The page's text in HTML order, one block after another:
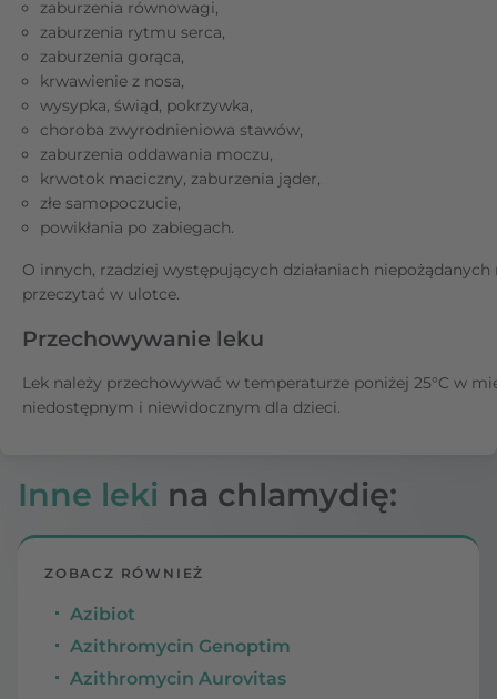
zaburzenia równowagi,
zaburzenia rytmu serca,
zaburzenia gorąca,
krwawienie z nosa,
wysypka, świąd, pokrzywka,
choroba zwyrodnieniowa stawów,
zaburzenia oddawania moczu,
krwotok maciczny, zaburzenia jąder,
złe samopoczucie,
powikłania po zabiegach.
O innych, rzadziej występujących działaniach niepożądanych
przeczytać w ulotce.
Przechowywanie leku
Lek należy przechowywać w temperaturze poniżej 25°C w
niedostępnym i niewidocznym dla dzieci.
Inne leki na chlamydię:
ZOBACZ RÓWNIEŻ
Azibiot
Azithromycin Genoptim
Azithromycin Aurovitas